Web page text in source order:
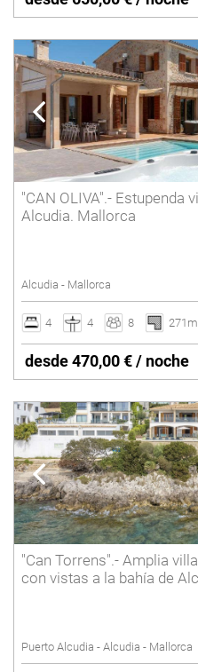
"CAN OLIVA".- Estupenda
Alcudia. Mallorca
Alcudia - Mallorca
4 4 8
desde 470,00 € / noche
"Can Torrens".- Amplia
con vistas a la bahía de
Puerto Alcudia - Alcudia - Mallorca